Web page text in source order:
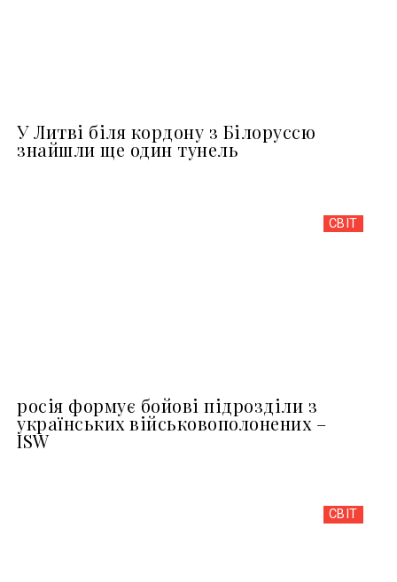
У Литві біля кордону з Білоруссю
знайшли ще один тунель
СВІТ
росія формує бойові підрозділи з
українських військовополонених –
ISW
СВІТ